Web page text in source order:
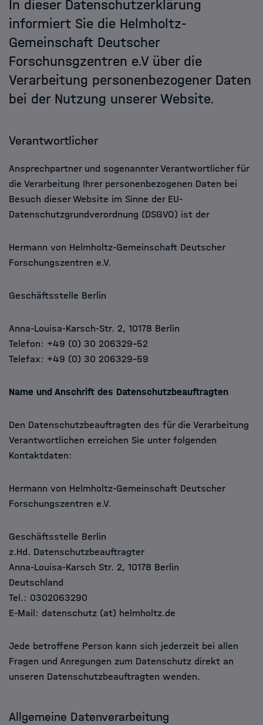
In dieser Datenschutzerklärung
informiert Sie die Helmholtz-
Gemeinschaft Deutscher
Forschunsgzentren e.V über die
Verarbeitung personenbezogener Daten
bei der Nutzung unserer Website.
Verantwortlicher
Ansprechpartner und sogenannter Verantwortlicher für
die Verarbeitung Ihrer personenbezogenen Daten bei
Besuch dieser Website im Sinne der EU-
Datenschutzgrundverordnung (DSGVO) ist der
Hermann von Helmholtz-Gemeinschaft Deutscher
Forschungszentren e.V.
Geschäftsstelle Berlin
Anna-Louisa-Karsch-Str. 2, 10178 Berlin
Telefon: +49 (0) 30 206329-52
Telefax: +49 (0) 30 206329-59
Name und Anschrift des Datenschutzbeauftragten
Den Datenschutzbeauftragten des für die Verarbeitung
Verantwortlichen erreichen Sie unter folgenden
Kontaktdaten:
Hermann von Helmholtz-Gemeinschaft Deutscher
Forschungszentren e.V.
Geschäftsstelle Berlin
z.Hd. Datenschutzbeauftragter
Anna-Louisa-Karsch Str. 2, 10178 Berlin
Deutschland
Tel.: 0302063290
E-Mail: datenschutz (at) helmholtz.de
Jede betroffene Person kann sich jederzeit bei allen
Fragen und Anregungen zum Datenschutz direkt an
unseren Datenschutzbeauftragten wenden.
Allgemeine Datenverarbeitung